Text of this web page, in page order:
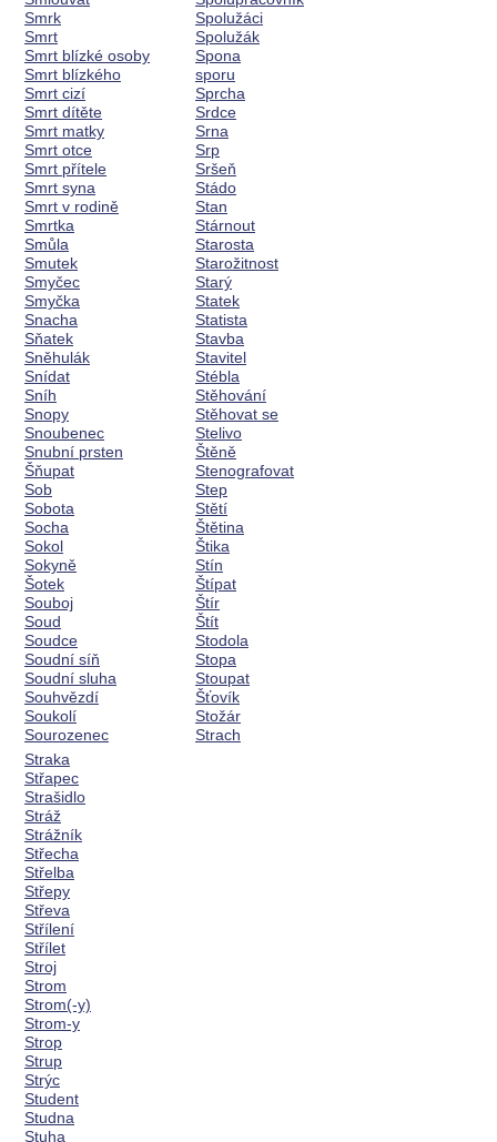
Smrk
Smrt
Smrt blízké osoby
Smrt blízkého
Smrt cizí
Smrt dítěte
Smrt matky
Smrt otce
Smrt přítele
Smrt syna
Smrt v rodině
Smrtka
Smůla
Smutek
Smyčec
Smyčka
Snacha
Sňatek
Sněhulák
Snídat
Sníh
Snopy
Snoubenec
Snubní prsten
Šňupat
Sob
Sobota
Socha
Sokol
Sokyně
Šotek
Souboj
Soud
Soudce
Soudní síň
Soudní sluha
Souhvězdí
Soukolí
Sourozenec
Spolužáci
Spolužák
Spona
sporu
Sprcha
Srdce
Srna
Srp
Sršeň
Stádo
Stan
Stárnout
Starosta
Starožitnost
Starý
Statek
Statista
Stavba
Stavitel
Stébla
Stěhování
Stěhovat se
Stelivo
Štěně
Stenografovat
Step
Stětí
Štětina
Štika
Stín
Štípat
Štír
Štít
Stodola
Stopa
Stoupat
Šťovík
Stožár
Strach
Straka
Střapec
Strašidlo
Stráž
Strážník
Střecha
Střelba
Střepy
Střeva
Střílení
Střílet
Stroj
Strom
Strom(-y)
Strom-y
Strop
Strup
Strýc
Student
Studna
Stuha